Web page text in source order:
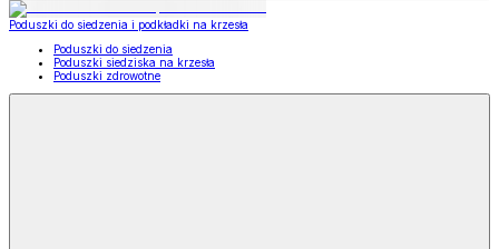
Poduszki do siedzenia i podkładki na krzesła
Poduszki do siedzenia
Poduszki siedziska na krzesła
Poduszki zdrowotne